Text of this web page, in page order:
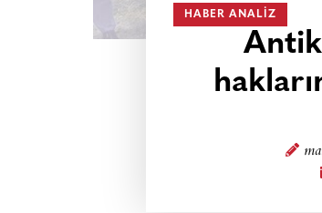
HABER ANALIZ